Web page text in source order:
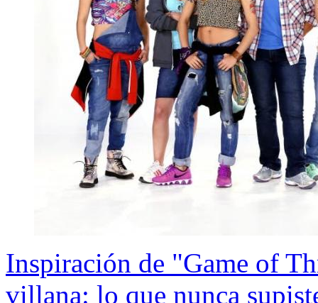
Inspiración de "Game of
villana: lo que nunca